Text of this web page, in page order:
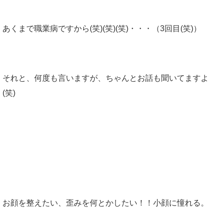
あくまで職業病ですから(笑)(笑)(笑)・・・（3回目(笑)）
それと、何度も言いますが、ちゃんとお話も聞いてますよ
(笑)
お顔を整えたい、歪みを何とかしたい！！小顔に憧れる。